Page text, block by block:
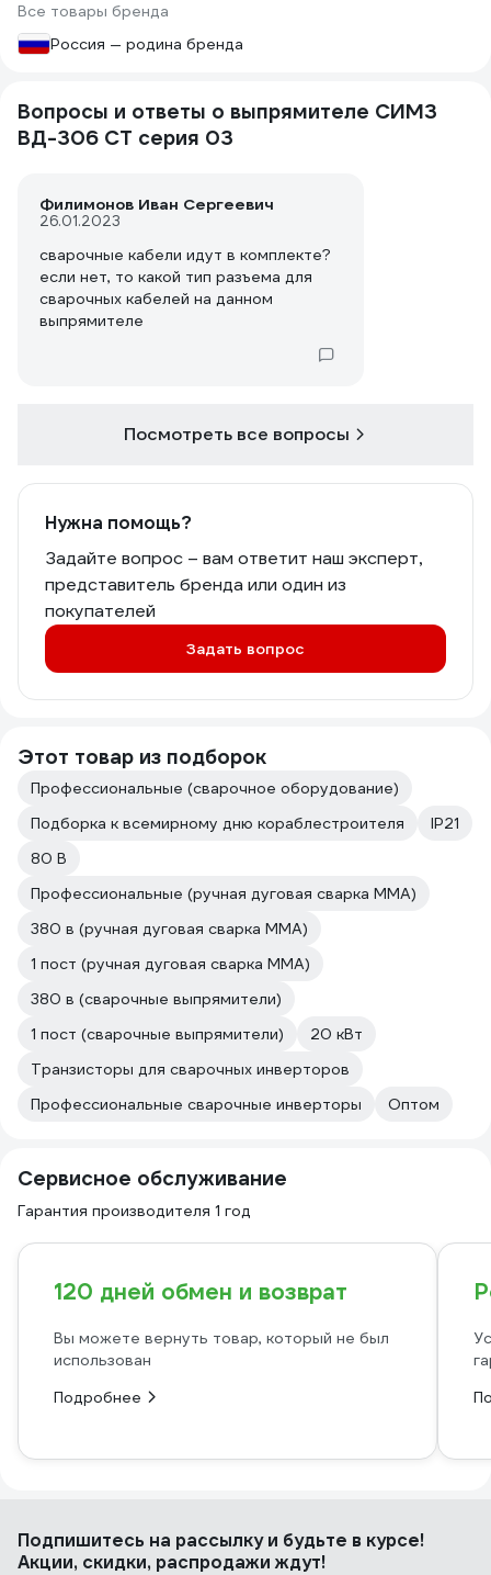
Все товары бренда
Россия — родина бренда
Вопросы и ответы о выпрямителе СИМЗ
ВД-306 СТ серия 03
Филимонов Иван Сергеевич
26.01.2023
сварочные кабели идут в комплекте?
если нет, то какой тип разъема для
сварочных кабелей на данном
выпрямителе
Посмотреть все вопросы
Нужна помощь?
Задайте вопрос – вам ответит наш эксперт,
представитель бренда или один из
покупателей
Задать вопрос
Этот товар из подборок
Профессиональные (сварочное оборудование)
Подборка к всемирному дню кораблестроителя
IP21
80 В
Профессиональные (ручная дуговая сварка MMA)
380 в (ручная дуговая сварка MMA)
1 пост (ручная дуговая сварка MMA)
380 в (сварочные выпрямители)
1 пост (сварочные выпрямители)
20 кВт
Транзисторы для сварочных инверторов
Профессиональные сварочные инверторы
Оптом
Сервисное обслуживание
Гарантия производителя 1 год
120 дней обмен и возврат
Вы можете вернуть товар, который не был
использован
Подробнее
Подпишитесь на рассылкуи будьте в курсе!
Акции, скидки, распродажи ждут!